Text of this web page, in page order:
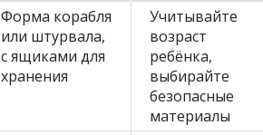
Форма корабля
или штурвала,
с ящиками для
хранения
Учитывайте
возраст
ребёнка,
выбирайте
безопасные
материалы